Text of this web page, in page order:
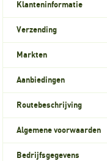
Klanteninformatie
Verzending
Markten
Aanbiedingen
Routebeschrijving
Algemene voorwaarden
Bedrijfsgegevens